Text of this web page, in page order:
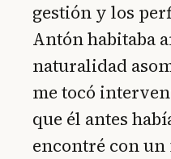
gestión y los
Antón habitaba
naturalidad
me tocó
que él antes
encontré con un